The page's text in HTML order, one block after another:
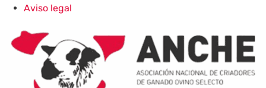
Aviso legal